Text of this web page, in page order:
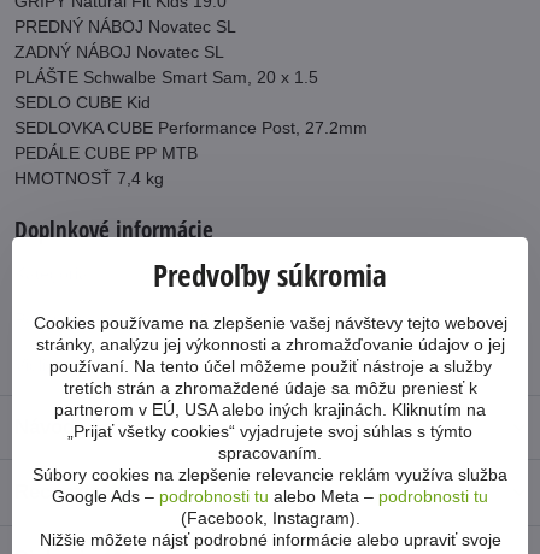
PREDNÝ NÁBOJ Novatec SL
ZADNÝ NÁBOJ Novatec SL
PLÁŠTE Schwalbe Smart Sam, 20 x 1.5
SEDLO CUBE Kid
SEDLOVKA CUBE Performance Post, 27.2mm
PEDÁLE CUBE PP MTB
HMOTNOSŤ 7,4 kg
Doplnkové informácie
Vypredany tovar
Počet prevodov: 1x8
Vidlica: pevná
Návod
Recenzie 2
Predvoľby súkromia
Cookies používame na zlepšenie vašej návštevy tejto webovej
stránky, analýzu jej výkonnosti a zhromažďovanie údajov o jej
používaní. Na tento účel môžeme použiť nástroje a služby
tretích strán a zhromaždené údaje sa môžu preniesť k
partnerom v EÚ, USA alebo iných krajinách. Kliknutím na
„Prijať všetky cookies“ vyjadrujete svoj súhlas s týmto
spracovaním.
Súbory cookies na zlepšenie relevancie reklám využíva služba
Google Ads – podrobnosti tu alebo Meta – podrobnosti tu
(Facebook, Instagram).
Nižšie môžete nájsť podrobné informácie alebo upraviť svoje